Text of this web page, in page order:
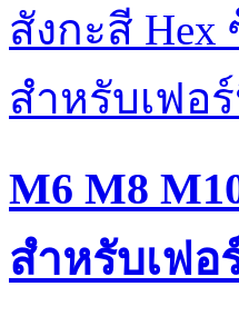
M6 M8
สำหรับเฟอ